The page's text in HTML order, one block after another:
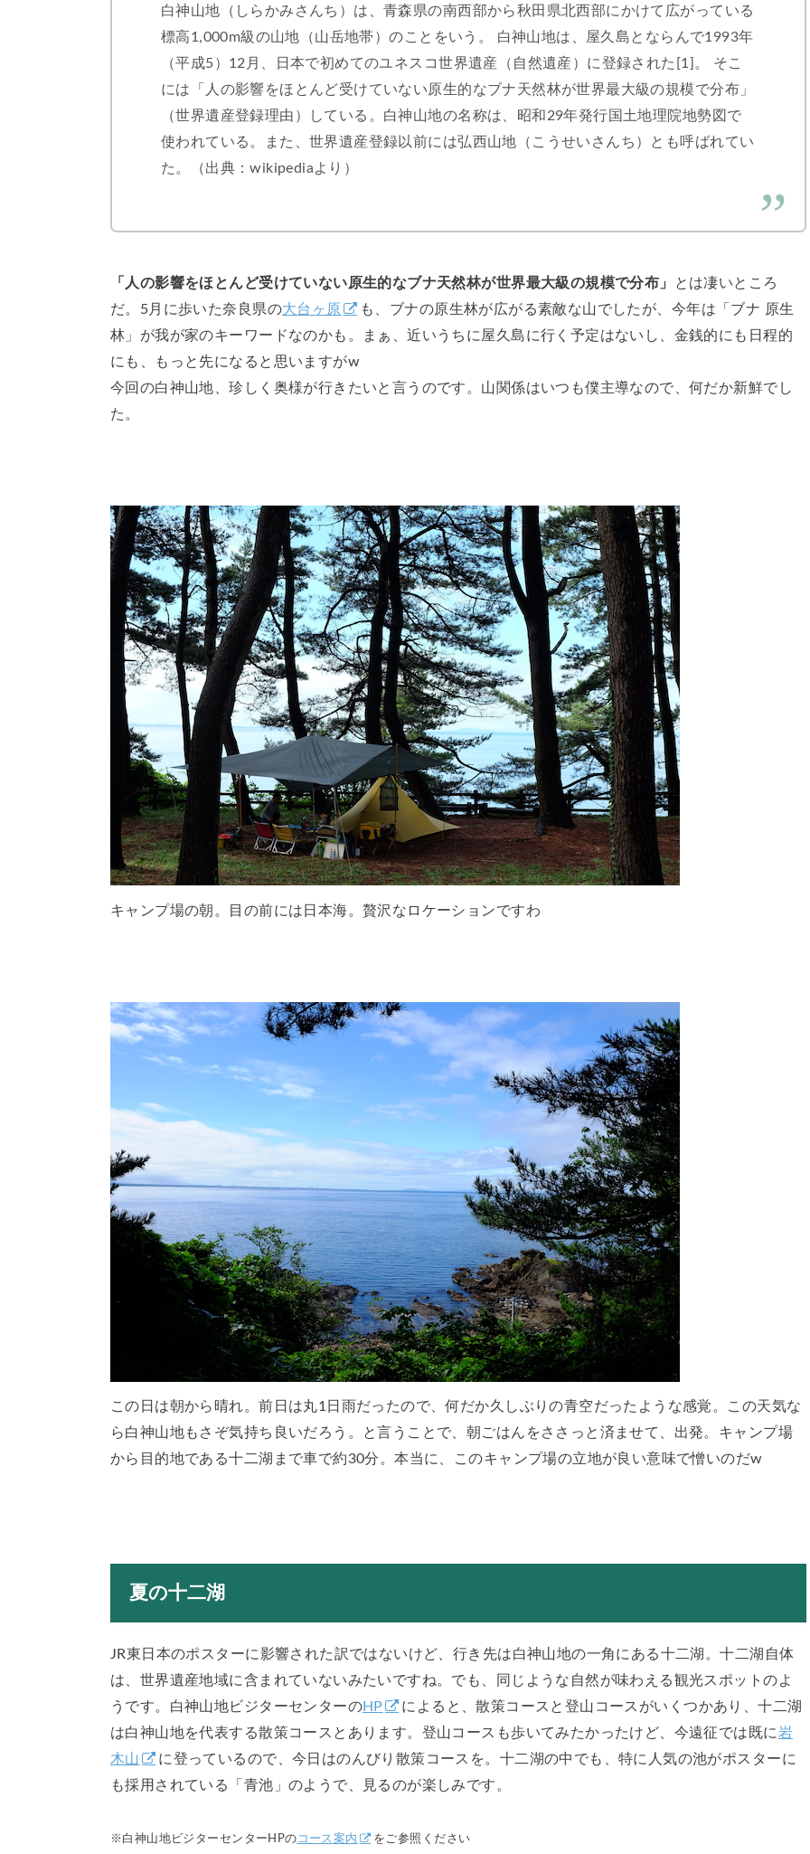
白神山地（しらかみさんち）は、青森県の南西部から秋田県北西部にかけて広がっている
標高1,000m級の山地（山岳地帯）のことをいう。 白神山地は、屋久島とならんで1993年
（平成5）12月、日本で初めてのユネスコ世界遺産（自然遺産）に登録された[1]。 そこ
には「人の影響をほとんど受けていない原生的なブナ天然林が世界最大級の規模で分布」
（世界遺産登録理由）している。白神山地の名称は、昭和29年発行国土地理院地勢図で
使われている。また、世界遺産登録以前には弘西山地（こうせいさんち）とも呼ばれてい
た。（出典：wikipediaより）
「人の影響をほとんど受けていない原生的なブナ天然林が世界最大級の規模で分布」
とは凄いところ
だ。5月に歩いた奈良県の大台ヶ原
も、ブナの原生林が広がる素敵な山でしたが、今年は「ブナ 原生
林」が我が家のキーワードなのかも。まぁ、近いうちに屋久島に行く予定はないし、金銭的にも日程的
にも、もっと先になると思いますがw
今回の白神山地、珍しく奥様が行きたいと言うのです。山関係はいつも僕主導なので、何だか新鮮でし
た。
キャンプ場の朝。目の前には日本海。贅沢なロケーションですわ
この日は朝から晴れ。前日は丸1日雨だったので、何だか久しぶりの青空だったような感覚。この天気な
ら白神山地もさぞ気持ち良いだろう。と言うことで、朝ごはんをささっと済ませて、出発。キャンプ場
から目的地である十二湖まで車で約30分。本当に、このキャンプ場の立地が良い意味で憎いのだw
夏の十二湖
JR東日本のポスターに影響された訳ではないけど、行き先は白神山地の一角にある十二湖。十二湖自体
は、世界遺産地域に含まれていないみたいですね。でも、同じような自然が味わえる観光スポットのよ
うです。白神山地ビジターセンターのHP
によると、散策コースと登山コースがいくつかあり、十二湖
は白神山地を代表する散策コースとあります。登山コースも歩いてみたかったけど、今遠征では既に岩
木山
に登っているので、今日はのんびり散策コースを。十二湖の中でも、特に人気の池がポスターに
も採用されている「青池」のようで、見るのが楽しみです。
※白神山地ビジターセンターHPの コース案内 をご参照ください